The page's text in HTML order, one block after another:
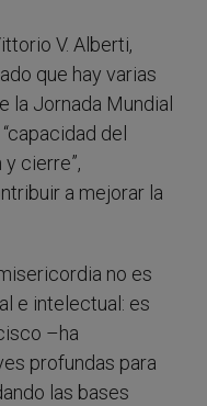
V. Alberti,
que hay varias
la Jornada Mundial
del
y cierre”,
a mejorar la
no es
e intelectual: es
–ha
profundas para
las bases